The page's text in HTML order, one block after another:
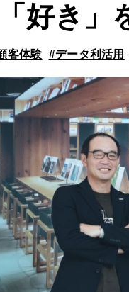
好き」
客体験 #データ利活用